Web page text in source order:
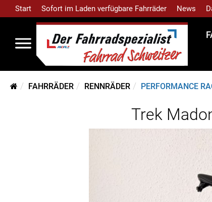
Start Sofort im Laden verfügbare Fahrräder News
FAHRRÄDER RENNRÄDER PERFORMANCE
Trek